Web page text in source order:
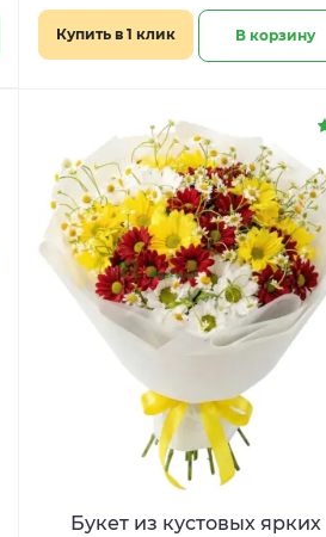
Купить в 1 клик В корзину
Букет из кустовых ярких